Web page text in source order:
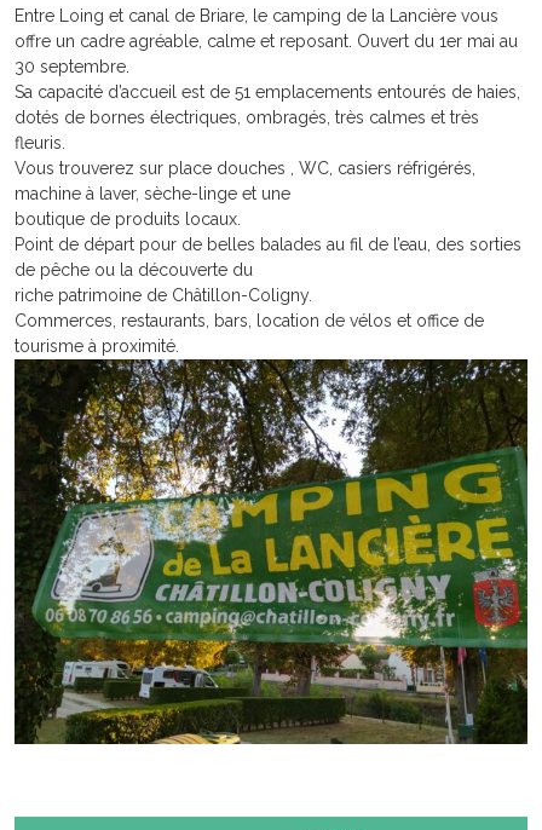
Entre Loing et canal de Briare, le camping de la Lancière vous
offre un cadre agréable, calme et reposant. Ouvert du 1er mai au
30 septembre.
Sa capacité d’accueil est de 51 emplacements entourés de haies,
dotés de bornes électriques, ombragés, très calmes et très
fleuris.
Vous trouverez sur place douches , WC, casiers réfrigérés,
machine à laver, sèche-linge et une
boutique de produits locaux.
Point de départ pour de belles balades au fil de l’eau, des sorties
de pêche ou la découverte du
riche patrimoine de Châtillon-Coligny.
Commerces, restaurants, bars, location de vélos et office de
tourisme à proximité.